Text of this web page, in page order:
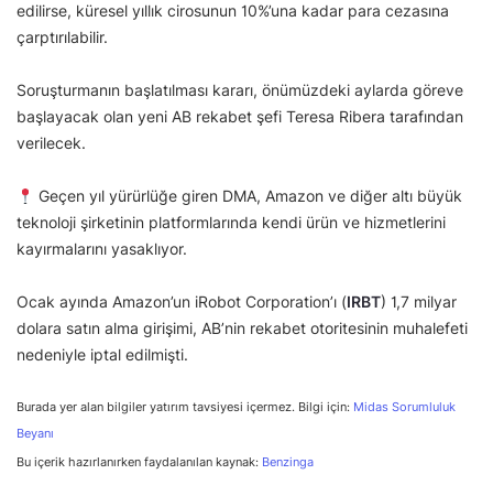
edilirse, küresel yıllık cirosunun 10%’una kadar para cezasına
çarptırılabilir.
Soruşturmanın başlatılması kararı, önümüzdeki aylarda göreve
başlayacak olan yeni AB rekabet şefi Teresa Ribera tarafından
verilecek.
Geçen yıl yürürlüğe giren DMA, Amazon ve diğer altı büyük
teknoloji şirketinin platformlarında kendi ürün ve hizmetlerini
kayırmalarını yasaklıyor.
Ocak ayında Amazon’un iRobot Corporation’ı (IRBT) 1,7 milyar
dolara satın alma girişimi, AB’nin rekabet otoritesinin muhalefeti
nedeniyle iptal edilmişti.
Burada yer alan bilgiler yatırım tavsiyesi içermez. Bilgi için: Midas Sorumluluk
Beyanı
Bu içerik hazırlanırken faydalanılan kaynak: Benzinga